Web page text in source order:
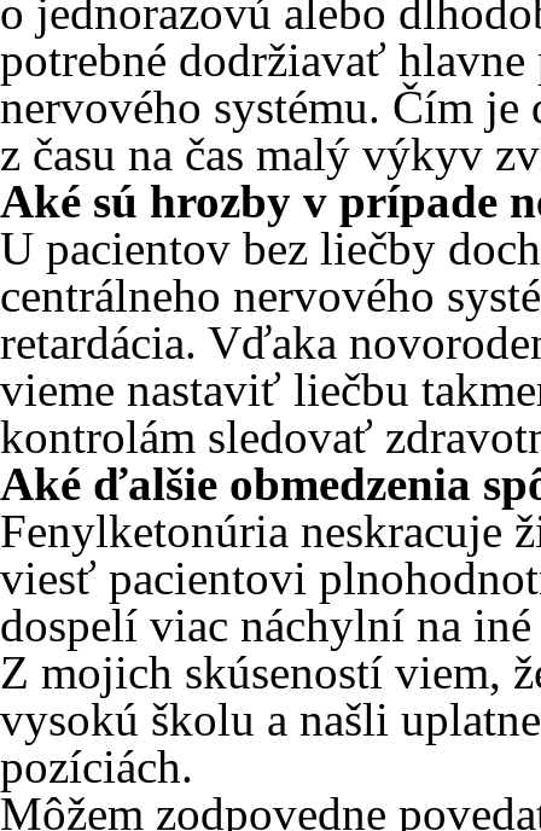
o jednorazovú alebo
potrebné dodržiavať
nervového systému. Čím je
z času na čas malý výkyv
Aké sú hrozby v prípade
U pacientov bez liečby
centrálneho nervového
retardácia. Vďaka
vieme nastaviť liečbu
kontrolám sledovať
Aké ďalšie obmedzenia
Fenylketonúria neskracuje
viesť pacientovi
dospelí viac náchylní na
Z mojich skúseností viem,
vysokú školu a našli
pozíciách.
Môžem zodpovedne